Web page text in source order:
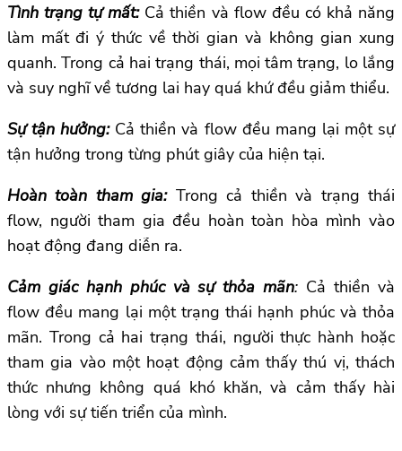
Tình trạng tự mất:Cả thiền và flow đều có khả năng
làm mất đi ý thức về thời gian và không gian xung
quanh. Trong cả hai trạng thái, mọi tâm trạng, lo lắng
và suy nghĩ về tương lai hay quá khứ đều giảm thiểu.
Sự tận hưởng:Cả thiền và flow đều mang lại một sự
tận hưởng trong từng phút giây của hiện tại.
Hoàn toàn tham gia: Trong cả thiền và trạng thái
flow, người tham gia đều hoàn toàn hòa mình vào
hoạt động đang diễn ra.
Cảm giác hạnh phúc và sự thỏa mãn: Cả thiền và
flow đều mang lại một trạng thái hạnh phúc và thỏa
mãn. Trong cả hai trạng thái, người thực hành hoặc
tham gia vào một hoạt động cảm thấy thú vị, thách
thức nhưng không quá khó khăn, và cảm thấy hài
lòng với sự tiến triển của mình.